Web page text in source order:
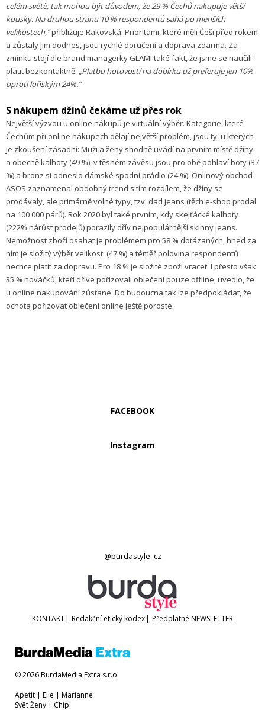
celém světě, tak mohou být důvodem, že 29 % Čechů nakupuje větší
kousky. Na druhou stranu 10 % respondentů sahá po menších
velikostech,”přibližuje Rakovská. Prioritami, které měli Češi před rokem
a zůstaly jim dodnes, jsou rychlé doručení a doprava zdarma. Za
zmínku stojí dle brand managerky GLAMI také fakt, že jsme se naučili
platit bezkontaktně: „Platbu hotovostí na dobírku už preferuje jen 10%
oproti loňským 24%.”
S nákupem džínů čekáme už přes rok
Největší výzvou u online nákupů je virtuální výběr. Kategorie, které
Čechům při online nákupech dělají největší problém, jsou ty, u kterých
je zkoušení zásadní: Muži a ženy shodně uvádí na prvním místě džíny
a obecně kalhoty (49 %), v těsném závěsu jsou pro obě pohlaví boty (37
%) a bronz si odneslo dámské spodní prádlo (24 %). Onlinový obchod
ASOS zaznamenal obdobný trend s tím rozdílem, že džíny se
prodávaly, ale primárně volné typy, tzv. dad jeans (těch e-shop prodal
na 100 000 párů). Rok 2020 byl také prvním, kdy skejťácké kalhoty
(222% nárůst prodejů) porazily dřív nejpopulárnější skinny jeans.
Nemožnost zboží osahat je problémem pro 58 % dotázaných, hned za
ním je složitý výběr velikosti (47 %) a téměř polovina respondentů
nechce platit za dopravu. Pro 18 % je složité zboží vracet. I přesto však
35 % nováčků, kteří dříve pořizovali oblečení pouze offline, uvedlo, že
u online nakupování zůstane. Do budoucna tak lze předpokládat, že
ochota pořizovat oblečení online ještě poroste.
FACEBOOK
Instagram
@burdastyle_cz
KONTAKT| Redakční etický kodex| Předplatné NEWSLETTER
© 2026 BurdaMedia Extra s.r.o.
Apetit | Elle | Marianne
Svět Ženy | Chip